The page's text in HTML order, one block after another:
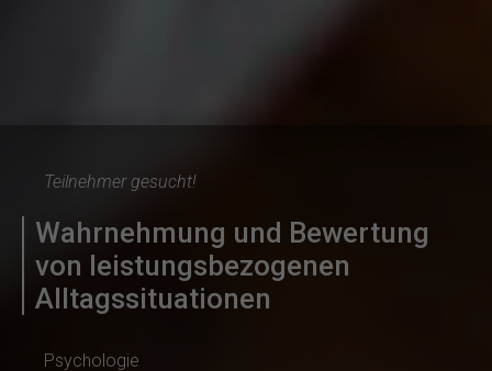
Teilnehmer gesucht!
Wahrnehmung und Bewertung
von leistungsbezogenen
Alltagssituationen
Psychologie